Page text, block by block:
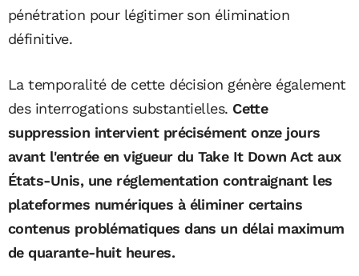
pénétration pour légitimer son élimination
définitive.
La temporalité de cette décision génère également
des interrogations substantielles. Cette
suppression intervient précisément onze jours
avant l'entrée en vigueur du Take It Down Act aux
États-Unis, une réglementation contraignant les
plateformes numériques à éliminer certains
contenus problématiques dans un délai maximum
de quarante-huit heures.